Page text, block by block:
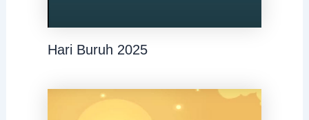
Hari Buruh 2025